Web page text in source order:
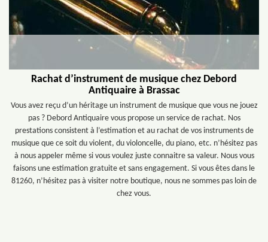
Rachat d’instrument de musique chez Debord
Antiquaire à Brassac
Vous avez reçu d’un héritage un instrument de musique que vous ne jouez
pas ? Debord Antiquaire vous propose un service de rachat. Nos
prestations consistent à l’estimation et au rachat de vos instruments de
musique que ce soit du violent, du violoncelle, du piano, etc. n’hésitez pas
à nous appeler même si vous voulez juste connaitre sa valeur. Nous vous
faisons une estimation gratuite et sans engagement. Si vous êtes dans le
81260, n’hésitez pas à visiter notre boutique, nous ne sommes pas loin de
chez vous.